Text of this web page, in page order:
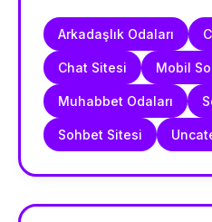
Arkadaşlık Odaları
Chat Sitesi Mobil
Muhabbet Odaları
Sohbet Sitesi